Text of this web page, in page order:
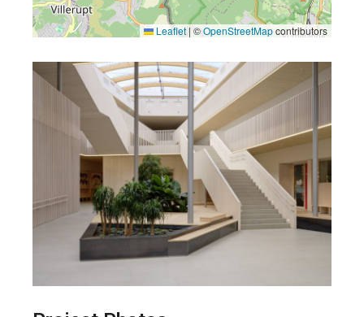
Leaflet | ©OpenStreetMapcontributors